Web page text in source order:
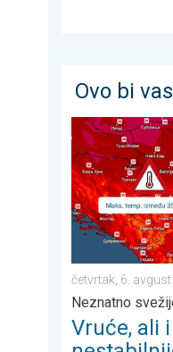
Ovo bi
Vruće, ali i
četvrtak, 6. avgust
Neznatno
Vruće, ali